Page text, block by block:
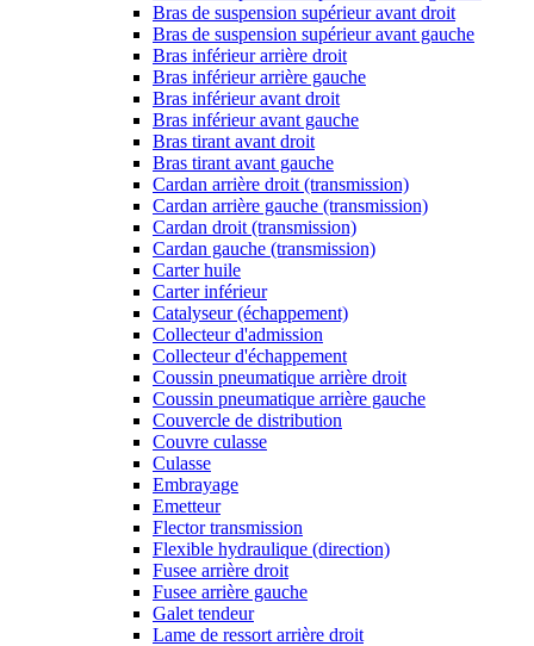
Bras de suspension supérieur avant droit
Bras de suspension supérieur avant gauche
Bras inférieur arrière droit
Bras inférieur arrière gauche
Bras inférieur avant droit
Bras inférieur avant gauche
Bras tirant avant droit
Bras tirant avant gauche
Cardan arrière droit (transmission)
Cardan arrière gauche (transmission)
Cardan droit (transmission)
Cardan gauche (transmission)
Carter huile
Carter inférieur
Catalyseur (échappement)
Collecteur d'admission
Collecteur d'échappement
Coussin pneumatique arrière droit
Coussin pneumatique arrière gauche
Couvercle de distribution
Couvre culasse
Culasse
Embrayage
Emetteur
Flector transmission
Flexible hydraulique (direction)
Fusee arrière droit
Fusee arrière gauche
Galet tendeur
Lame de ressort arrière droit